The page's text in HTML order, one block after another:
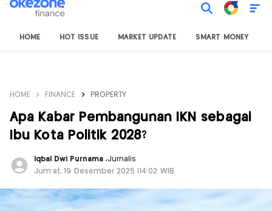
HOME HOT ISSUE MARKET UPDATE SMART MONEY
HOME FINANCE PROPERTY
Apa Kabar Pembangunan IKN sebagai
Ibu Kota Politik 2028?
Iqbal Dwi Purnama ,Jurnalis
Jum'at, 19 Desember 2025 |14:02 WIB